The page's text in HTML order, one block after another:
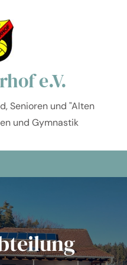
e.V.
Senioren und "Alten
und Gymnastik